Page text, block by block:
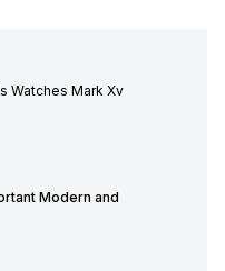
Watches Mark Xv
Modern and